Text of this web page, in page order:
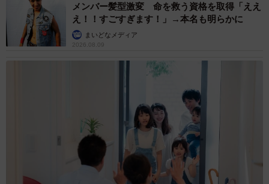
メンバー髪型激変 命を救う資格を取得「ええ
え！！すごすぎます！」→本名も明らかに
まいどなメディア
2026.08.09